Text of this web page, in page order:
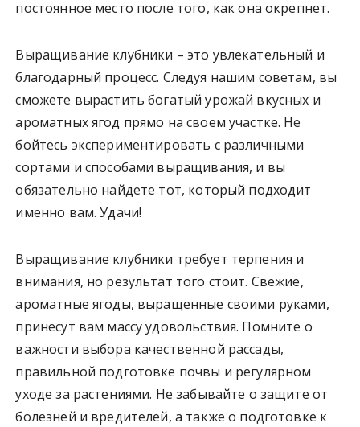
постоянное место после того, как она окрепнет.
Выращивание клубники – это увлекательный и
благодарный процесс. Следуя нашим советам, вы
сможете вырастить богатый урожай вкусных и
ароматных ягод прямо на своем участке. Не
бойтесь экспериментировать с различными
сортами и способами выращивания, и вы
обязательно найдете тот, который подходит
именно вам. Удачи!
Выращивание клубники требует терпения и
внимания, но результат того стоит. Свежие,
ароматные ягоды, выращенные своими руками,
принесут вам массу удовольствия. Помните о
важности выбора качественной рассады,
правильной подготовке почвы и регулярном
уходе за растениями. Не забывайте о защите от
болезней и вредителей, а также о подготовке к